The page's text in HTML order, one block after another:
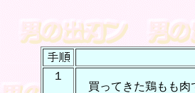
１
買ってきた鶏もも肉